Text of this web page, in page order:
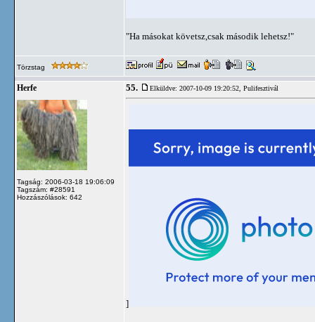
"Ha másokat követsz,csak második lehetsz!"
Törzstag
Herfe
Tagság: 2006-03-18 19:06:09
Tagszám: #28591
Hozzászólások: 642
55. Elküldve: 2007-10-09 19:20:52, Pulifesztivál
]